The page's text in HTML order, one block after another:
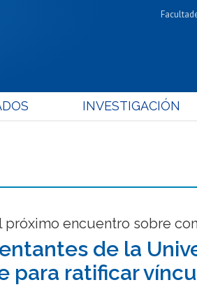
Cs.
INVESTIGACIÓN
próximo encuentro sobre
de la
para ratificar